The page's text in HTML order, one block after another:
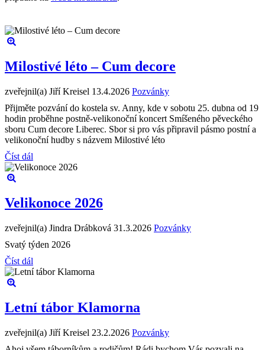
Milostivé léto – Cum decore
zveřejnil(a) Jiří Kreisel 13.4.2026 Pozvánky
Přijměte pozvání do kostela sv. Anny, kde v sobotu 25. dubna od 19
hodin proběhne postně-velikonoční koncert Smíšeného pěveckého
sboru Cum decore Liberec. Sbor si pro vás připravil pásmo postní a
velikonoční hudby s názvem Milostivé léto
Číst dál
Velikonoce 2026
zveřejnil(a) Jindra Drábková 31.3.2026 Pozvánky
Svatý týden 2026
Číst dál
Letní tábor Klamorna
zveřejnil(a) Jiří Kreisel 23.2.2026 Pozvánky